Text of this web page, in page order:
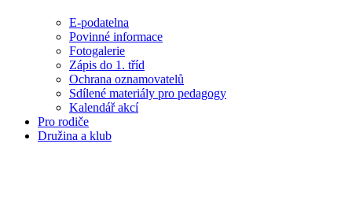
E-podatelna
Povinné informace
Fotogalerie
Zápis do 1. tříd
Ochrana oznamovatelů
Sdílené materiály pro pedagogy
Kalendář akcí
Pro rodiče
Družina a klub